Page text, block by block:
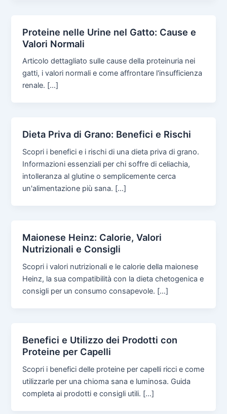
Proteine nelle Urine nel Gatto: Cause e
Valori Normali
Articolo dettagliato sulle cause della proteinuria nei
gatti, i valori normali e come affrontare l'insufficienza
renale. […]
Dieta Priva di Grano: Benefici e Rischi
Scopri i benefici e i rischi di una dieta priva di grano.
Informazioni essenziali per chi soffre di celiachia,
intolleranza al glutine o semplicemente cerca
un'alimentazione più sana. […]
Maionese Heinz: Calorie, Valori
Nutrizionali e Consigli
Scopri i valori nutrizionali e le calorie della maionese
Heinz, la sua compatibilità con la dieta chetogenica e
consigli per un consumo consapevole. […]
Benefici e Utilizzo dei Prodotti con
Proteine per Capelli
Scopri i benefici delle proteine per capelli ricci e come
utilizzarle per una chioma sana e luminosa. Guida
completa ai prodotti e consigli utili. […]